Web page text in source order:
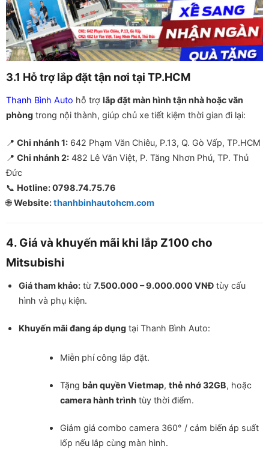
3.1 Hỗ trợ lắp đặt tận nơi tại TP.HCM
Thanh Bình Auto hỗ trợ lắp đặt màn hình tận nhà hoặc văn
phòng trong nội thành, giúp chủ xe tiết kiệm thời gian đi lại:
📍 Chi nhánh 1: 642 Phạm Văn Chiêu, P.13, Q. Gò Vấp, TP.HCM
📍 Chi nhánh 2: 482 Lê Văn Việt, P. Tăng Nhơn Phú, TP. Thủ
Đức
📞 Hotline: 0798.74.75.76
🌐Website:thanhbinhautohcm.com
4. Giá và khuyến mãi khi lắp Z100 cho
Mitsubishi
Giá tham khảo:từ 7.500.000 – 9.000.000 VNĐtùy cấu
hình và phụ kiện.
Khuyến mãi đang áp dụngtại Thanh Bình Auto:
Miễn phí công lắp đặt.
Tặng bản quyền Vietmap, thẻ nhớ 32GB, hoặc
camera hành trìnhtùy thời điểm.
Giảm giá combo camera 360° / cảm biến áp suất
lốp nếu lắp cùng màn hình.